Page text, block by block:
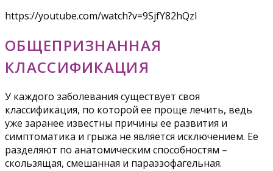
https://youtube.com/watch?v=9SjfY82hQzI
ОБЩЕПРИЗНАННАЯ
КЛАССИФИКАЦИЯ
У каждого заболевания существует своя
классификация, по которой ее проще лечить, ведь
уже заранее известны причины ее развития и
симптоматика и грыжа не является исключением. Ее
разделяют по анатомическим способностям –
скользящая, смешанная и параэзофагельная.